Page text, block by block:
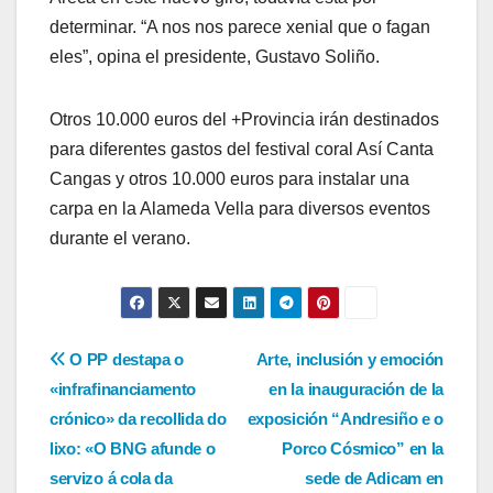
determinar. “A nos nos parece xenial que o fagan
eles”, opina el presidente, Gustavo Soliño.
Otros 10.000 euros del +Provincia irán destinados
para diferentes gastos del festival coral Así Canta
Cangas y otros 10.000 euros para instalar una
carpa en la Alameda Vella para diversos eventos
durante el verano.
Navegación
de
entradas
Arte, inclusión y emoción
en la inauguración de la
exposición “Andresiño e o
Porco Cósmico” en la
sede de Adicam en
O PP destapa o
«infrafinanciamento
crónico» da recollida do
lixo: «O BNG afunde o
servizo á cola da